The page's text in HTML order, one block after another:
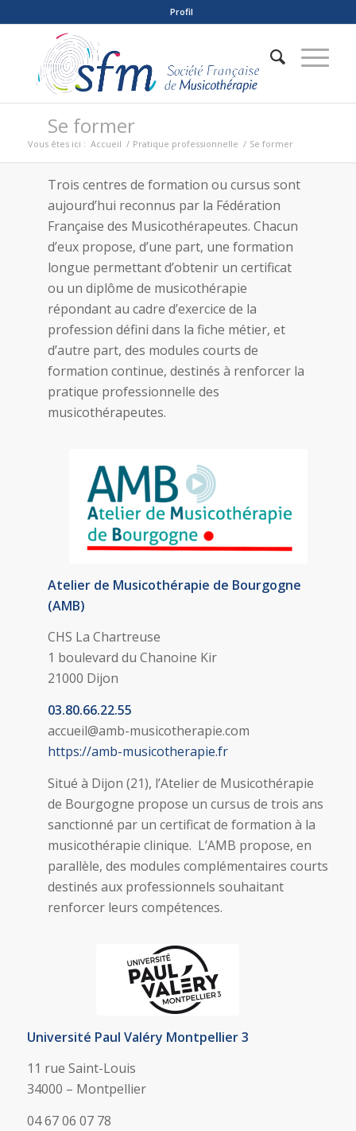
Profil
Se former
Vous êtes ici : Accueil / Pratique professionnelle / Se former
Trois centres de formation ou cursus sont
aujourd’hui reconnus par la Fédération
Française des Musicothérapeutes. Chacun
d’eux propose, d’une part, une formation
longue permettant d’obtenir un certificat
ou un diplôme de musicothérapie
répondant au cadre d’exercice de la
profession défini dans la fiche métier, et
d’autre part, des modules courts de
formation continue, destinés à renforcer la
pratique professionnelle des
musicothérapeutes.
Atelier de Musicothérapie de Bourgogne
(AMB)
CHS La Chartreuse
1 boulevard du Chanoine Kir
21000 Dijon
03.80.66.22.55
accueil@amb-musicotherapie.com
https://amb-musicotherapie.fr
Situé à Dijon (21), l’Atelier de Musicothérapie
de Bourgogne propose un cursus de trois ans
sanctionné par un certificat de formation à la
musicothérapie clinique. L’AMB propose, en
parallèle, des modules complémentaires courts
destinés aux professionnels souhaitant
renforcer leurs compétences.
Université Paul Valéry Montpellier 3
11 rue Saint-Louis
34000 – Montpellier
04 67 06 07 78